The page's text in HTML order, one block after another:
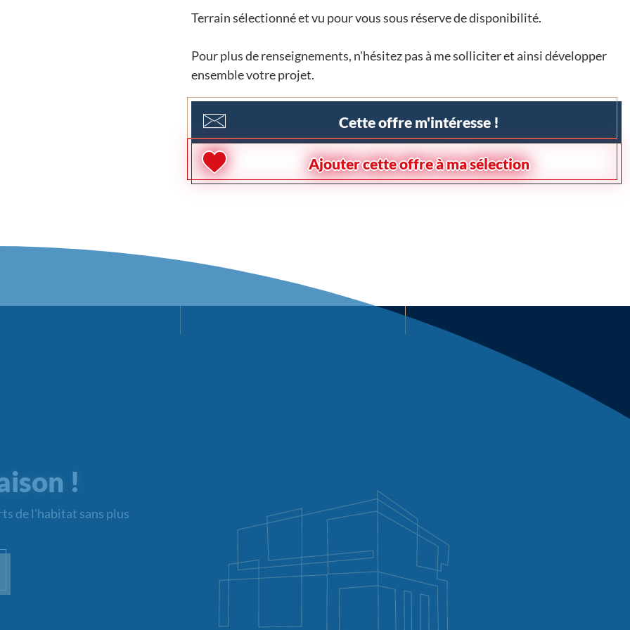
Terrain sélectionné et vu pour vous sous réserve de disponibilité.
Pour plus de renseignements, n'hésitez pas à me solliciter et ainsi développer
ensemble votre projet.
Cette offre m'intéresse !
Ajouter cette offre à ma sélection
!
de l'habitat sans plus